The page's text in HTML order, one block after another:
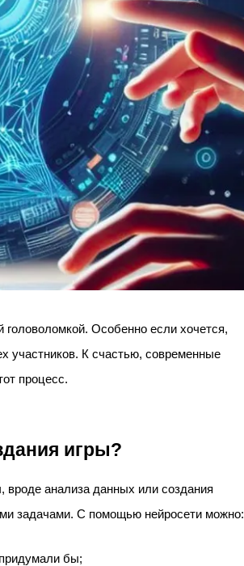
Особенно если хочется,
участников. К счастью, современные
процесс.
игры?
анализа данных или создания
задачами. С помощью нейросети можно:
бы;